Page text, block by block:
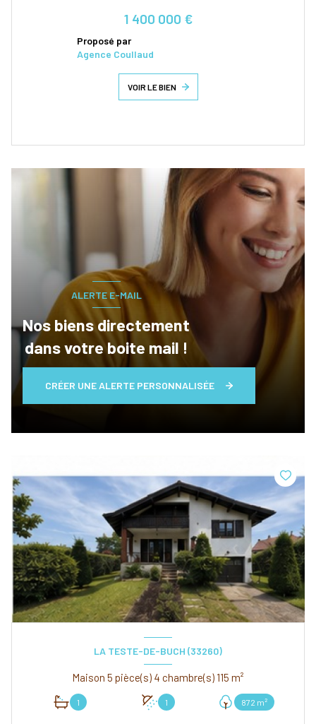
1 400 000 €
Proposé par
Agence Coullaud
VOIR LE BIEN
ALERTE E-MAIL
Nos biens directement
dans votre boite mail !
CRÉER UNE ALERTE PERSONNALISÉE
LA TESTE-DE-BUCH (33260)
Maison 5 pièce(s) 4 chambre(s) 115 m²
1 1 872 m²